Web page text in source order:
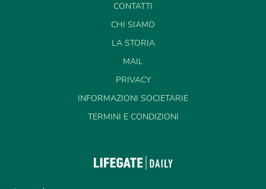
CONTATTI
CHI SIAMO
LA STORIA
MAIL
PRIVACY
INFORMAZIONI SOCIETARIE
TERMINI E CONDIZIONI